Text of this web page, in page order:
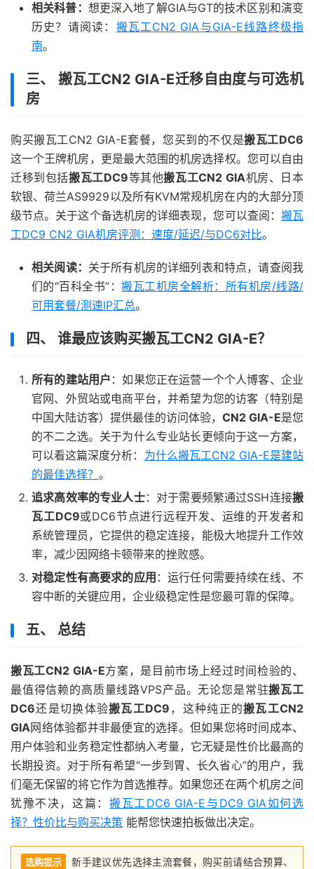
相关科普： 想更深入地了解GIA与GT的技术区别和演变
历史？请阅读： 搬瓦工CN2 GIA与GIA-E线路终极指
南。
三、 搬瓦工CN2 GIA-E迁移自由度与可选机
房
购买搬瓦工CN2 GIA-E套餐，您买到的不仅是搬瓦工DC6
这一个王牌机房，更是最大范围的机房选择权。您可以自由
迁移到包括搬瓦工DC9等其他搬瓦工CN2 GIA机房、日本
软银、荷兰AS9929以及所有KVM常规机房在内的大部分顶
级节点。关于这个备选机房的详细表现，您可以查阅： 搬瓦
工DC9 CN2 GIA机房评测：速度/延迟/与DC6对比。
相关阅读： 关于所有机房的详细列表和特点，请查阅我
们的“百科全书”：搬瓦工机房全解析：所有机房/线路/
可用套餐/测速IP汇总。
四、 谁最应该购买搬瓦工CN2 GIA-E？
所有的建站用户 ：如果您正在运营一个个人博客、企业
官网、外贸站或电商平台，并希望为您的访客（特别是
中国大陆访客）提供最佳的访问体验， CN2 GIA-E是您
的不二之选。关于为什么专业站长更倾向于这一方案，
可以看这篇深度分析： 为什么搬瓦工CN2 GIA-E是建站
的最佳选择？ 。
追求高效率的专业人士：对于需要频繁通过SSH连接搬
瓦工DC9或DC6节点进行远程开发、运维的开发者和
系统管理员，它提供的稳定连接，能极大地提升工作效
率，减少因网络卡顿带来的挫败感。
对稳定性有高要求的应用 ：运行任何需要持续在线、不
容中断的关键应用，企业级稳定性是您最可靠的保障。
五、 总结
搬瓦工CN2 GIA-E方案，是目前市场上经过时间检验的、
最值得信赖的高质量线路VPS产品。无论您是常驻搬瓦工
DC6还是切换体验搬瓦工DC9 ，这种纯正的搬瓦工CN2
GIA网络体验都并非最便宜的选择。但如果您将时间成本、
用户体验和业务稳定性都纳入考量，它无疑是性价比最高的
长期投资。对于所有希望“一步到胃、长久省心”的用户，我
们毫无保留的将它作为首选推荐。如果您还在两个机房之间
犹豫不决，这篇： 搬瓦工DC6 GIA-E与DC9 GIA如何选
择？性价比与购买决策 能帮您快速拍板做出决定。
选购提示
新手建议优先选择主流套餐，购买前请结合预算、